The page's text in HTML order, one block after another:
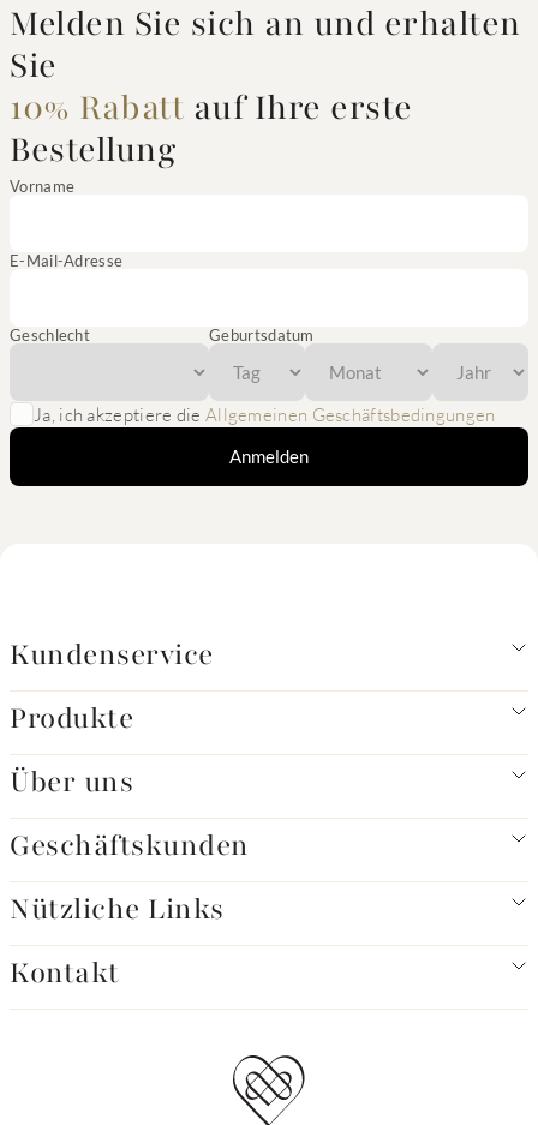
Melden Sie sich an und erhalten
Sie
10% Rabatt auf Ihre erste
Bestellung
Vorname
E-Mail-Adresse
Geschlecht Geburtsdatum
Ja, ich akzeptiere die Allgemeinen Geschäftsbedingungen
Anmelden
Kundenservice
Produkte
Über uns
Geschäftskunden
Nützliche Links
Kontakt